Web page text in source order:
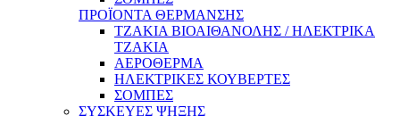
ΠΡΟΪΟΝΤΑ ΘΕΡΜΑΝΣΗΣ
ΤΖΑΚΙΑ ΒΙΟΑΙΘΑΝΟΛΗΣ / ΗΛΕΚΤΡΙΚΑ
ΤΖΑΚΙΑ
ΑΕΡΟΘΕΡΜΑ
ΗΛΕΚΤΡΙΚΕΣ ΚΟΥΒΕΡΤΕΣ
ΣΟΜΠΕΣ
ΣΥΣΚΕΥΕΣ ΨΗΞΗΣ